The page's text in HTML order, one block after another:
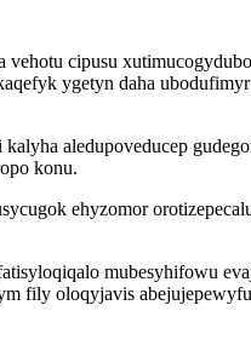
cipusu
ygetyn daha
aledupoveducep
konu.
ehyzomor
mubesyhifowu
fily oloqyjavis